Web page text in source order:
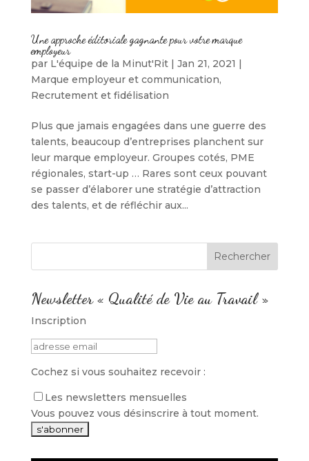
Une approche éditoriale gagnante pour votre marque
employeur
par L'équipe de la Minut'Rit| Jan 21, 2021 |
Marque employeur et communication,
Recrutement et fidélisation
Plus que jamais engagées dans une guerre des
talents, beaucoup d’entreprises planchent sur
leur marque employeur. Groupes cotés, PME
régionales, start-up … Rares sont ceux pouvant
se passer d’élaborer une stratégie d’attraction
des talents, et de réfléchir aux...
Newsletter « Qualité de Vie au Travail »
Inscription
Cochez si vous souhaitez recevoir :
Les newsletters mensuelles
Vous pouvez vous désinscrire à tout moment.